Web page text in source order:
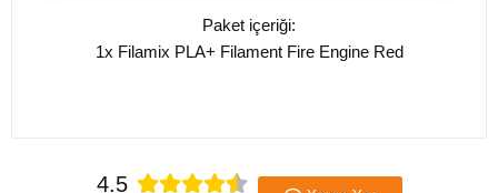
Paket içeriği:
1x Filamix PLA+ Filament Fire Engine Red
4.5